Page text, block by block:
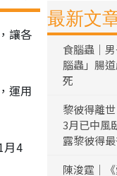
讓各
運用
月4
最新文
食腦蟲｜
腦蟲」腸
死
黎彼得離
3月已中風
露黎彼得
陳浚霆｜